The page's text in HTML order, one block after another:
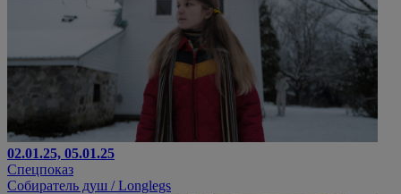
02.01.25, 05.01.25
Спецпоказ
Собиратель душ / Longlegs